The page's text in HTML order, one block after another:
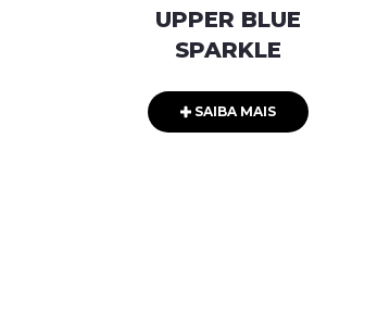
UPPER BLUE
SPARKLE
SAIBA MAIS